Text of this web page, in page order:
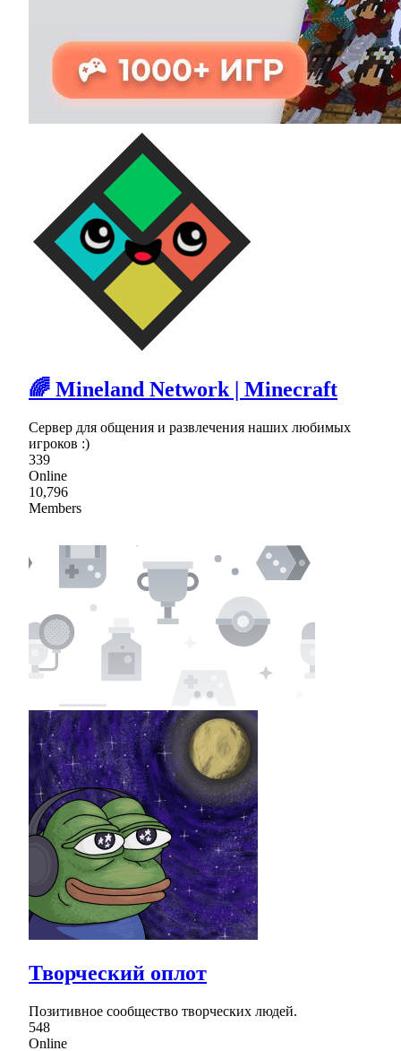
🌈 Mineland Network | Minecraft
Сервер для общения и развлечения наших любимых
игроков :)
339
Online
10,796
Members
Творческий оплот
Позитивное сообщество творческих людей.
548
Online